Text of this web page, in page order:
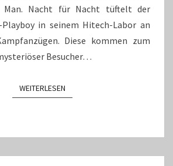
Nacht für Nacht tüftelt der
Playboy in seinem Hitech-Labor an
Diese kommen zum
Besucher…
WEITERLESENWEITERLESEN